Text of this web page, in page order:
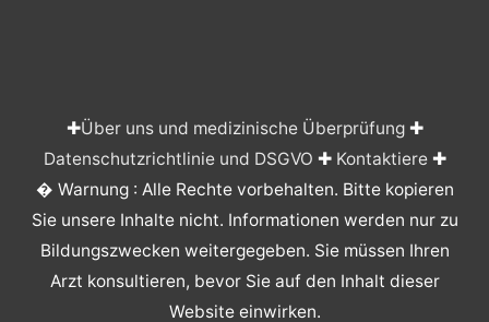
✚Über uns und medizinische Überprüfung✚
Datenschutzrichtlinie und DSGVO ✚ Kontaktiere✚
� Warnung : Alle Rechte vorbehalten. Bitte kopieren
Sie unsere Inhalte nicht. Informationen werden nur zu
Bildungszwecken weitergegeben. Sie müssen Ihren
Arzt konsultieren, bevor Sie auf den Inhalt dieser
Website einwirken.